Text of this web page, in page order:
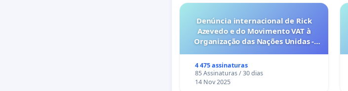
Denúncia internacional de Rick
Azevedo e do Movimento VAT à
Organização das Nações Unidas -
escala 6x1 enquanto o lobby
empresarial compra a omissão do
4 475 assinaturas
85 Assinaturas / 30 dias
14 Nov 2025